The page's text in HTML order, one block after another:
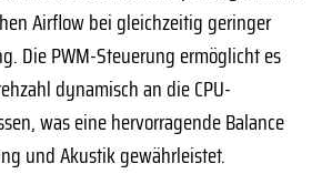
Airflow bei gleichzeitig geringer
Die PWM-Steuerung ermöglicht es
dynamisch an die CPU-
was eine hervorragende Balance
und Akustik gewährleistet.